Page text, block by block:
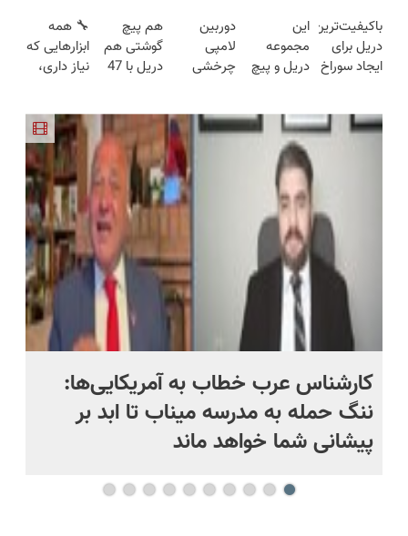
(تخفیف به
مدت
محدود)
هوشمند ⚙️
(نصف
قیمت بازار
هفته!!😍
ساخت!!!
باکیفیت‌ترین
دریل برای
ایجاد سوراخ
این
مجموعه
دریل و پیچ
نصف قیمت
بخر!😉
دوربین
لامپی
چرخشی
حراج شد🔥
درب منزل
هم پیچ
گوشتی هم
دریل با 47
تخفیف داره
بخرش!🔥
🔧 همه
ابزارهایی که
نیاز داری،
تخفیف به
مدت
محدود
کارشناس عرب خطاب به آمریکایی‌ها:
ننگ حمله به مدرسه میناب تا ابد بر
پیشانی شما خواهد ماند